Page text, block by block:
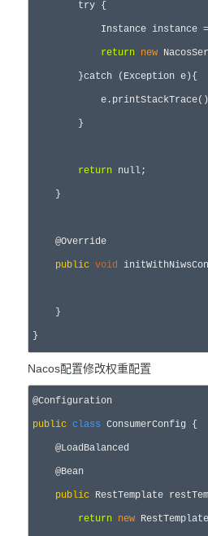
try {
            Instance instance
=
return new
        }
catch (Exception e){
        }
return null;
    }
    @Override
public void
    }
}
Nacos配置修改权重配置
public class ConsumerConfig {
    @LoadBalanced
    @Bean
public RestTemplate
return new